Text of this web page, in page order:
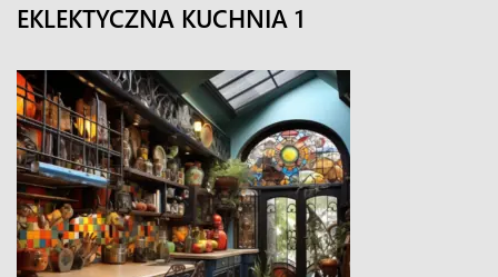
EKLEKTYCZNA KUCHNIA 1